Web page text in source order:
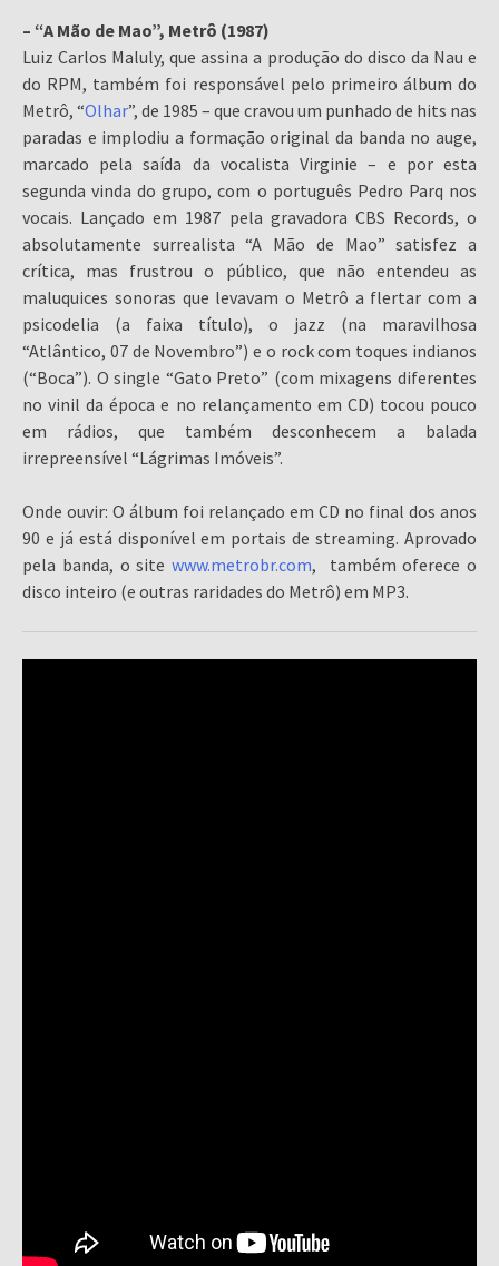
– “A Mão de Mao”, Metrô (1987)
Luiz Carlos Maluly, que assina a produção do disco da Nau e
do RPM, também foi responsável pelo primeiro álbum do
Metrô, “Olhar”, de 1985 – que cravou um punhado de hits nas
paradas e implodiu a formação original da banda no auge,
marcado pela saída da vocalista Virginie – e por esta
segunda vinda do grupo, com o português Pedro Parq nos
vocais. Lançado em 1987 pela gravadora CBS Records, o
absolutamente surrealista “A Mão de Mao” satisfez a
crítica, mas frustrou o público, que não entendeu as
maluquices sonoras que levavam o Metrô a flertar com a
psicodelia (a faixa título), o jazz (na maravilhosa
“Atlântico, 07 de Novembro”) e o rock com toques indianos
(“Boca”). O single “Gato Preto” (com mixagens diferentes
no vinil da época e no relançamento em CD) tocou pouco
em rádios, que também desconhecem a balada
irrepreensível “Lágrimas Imóveis”.
Onde ouvir: O álbum foi relançado em CD no final dos anos
90 e já está disponível em portais de streaming. Aprovado
pela banda, o site www.metrobr.com, também oferece o
disco inteiro (e outras raridades do Metrô) em MP3.